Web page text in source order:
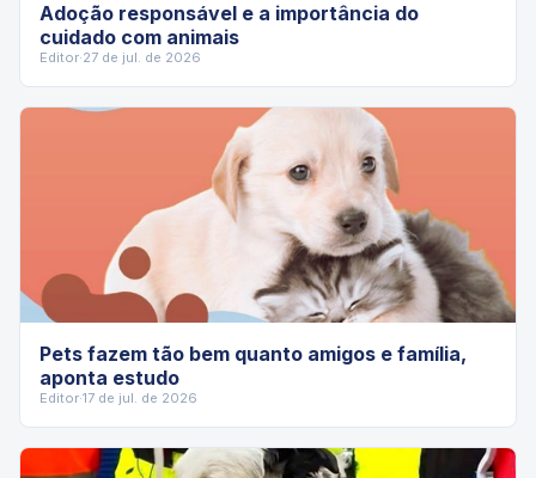
Adoção responsável e a importância do
cuidado com animais
Editor·27 de jul. de 2026
Pets fazem tão bem quanto amigos e família,
aponta estudo
Editor·17 de jul. de 2026